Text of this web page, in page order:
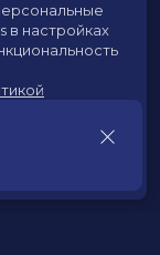
в настройках